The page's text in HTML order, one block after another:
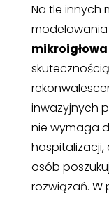
Na tle innych
inwazyjnych
nie wymaga
osób
rozwiązań.